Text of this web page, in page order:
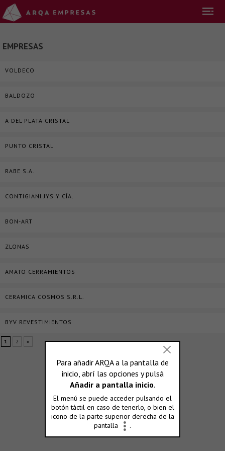
EMPRESAS
VOLDECO
BALDOZO
A DEL PLATA CRISTAL
PUNTO CRISTAL
RABE S.A.
CONTIGIANI JYS Y CÍA.
BON-ART
ZLONAS
AMATO CERRAMIENTOS
CERAMICA COSMOS S.R.L.
BYV REVESTIMIENTOS
1 2 »